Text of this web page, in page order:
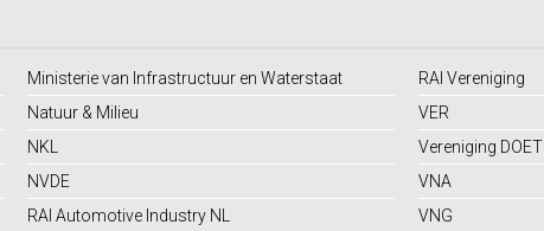
Ministerie van Infrastructuur en Waterstaat
Natuur & Milieu
NKL
NVDE
RAI Automotive Industry NL
RAI Vereniging
VER
Vereniging DOET
VNA
VNG